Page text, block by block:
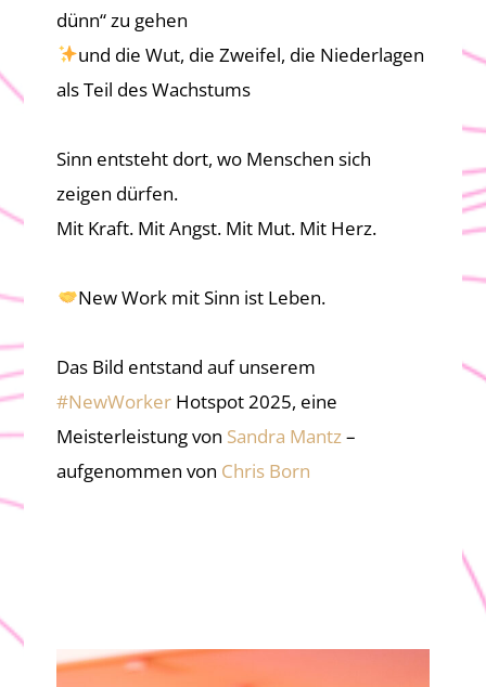
dünn“ zu gehen
und die Wut, die Zweifel, die Niederlagen
als Teil des Wachstums
Sinn entsteht dort, wo Menschen sich
zeigen dürfen.
Mit Kraft. Mit Angst. Mit Mut. Mit Herz.
New Work mit Sinn ist Leben.
Das Bild entstand auf unserem
#NewWorker Hotspot 2025, eine
Meisterleistung von Sandra Mantz–
aufgenommen von Chris Born